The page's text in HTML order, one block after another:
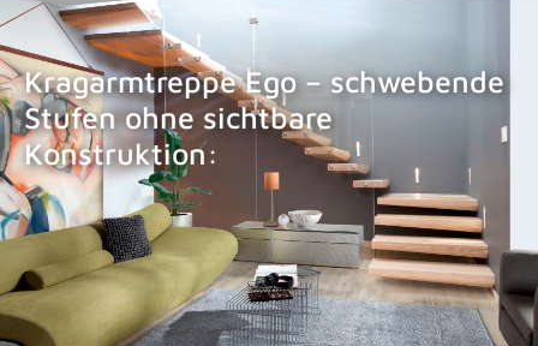
Kragarmtreppe Ego – schwebende
Stufen ohne sichtbare
Konstruktion:
KRAGARMTREPPE EGO